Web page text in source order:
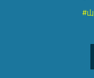
#